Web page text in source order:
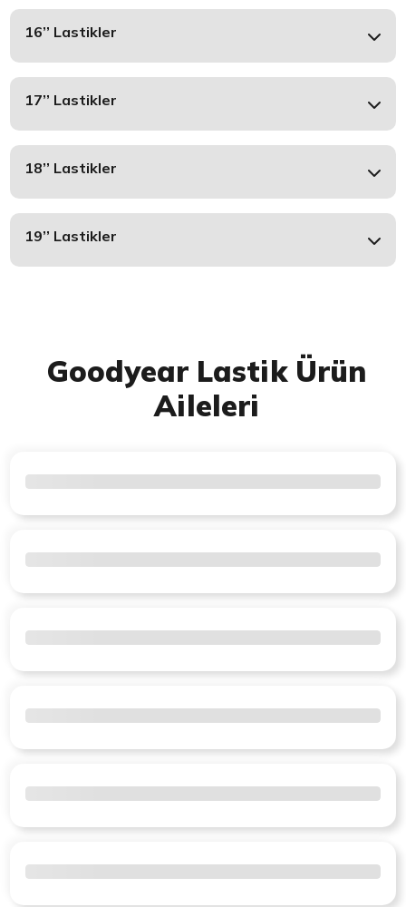
16’’ Lastikler
17’’ Lastikler
18’’ Lastikler
19’’ Lastikler
Goodyear Lastik Ürün
Aileleri